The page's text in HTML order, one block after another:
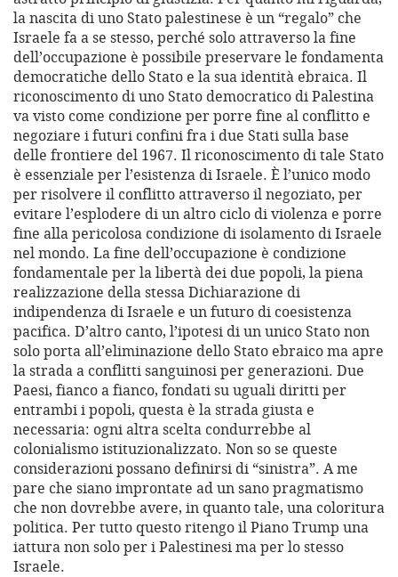
la nascita di uno Stato palestinese è un “regalo” che
Israele fa a se stesso, perché solo attraverso la fine
dell’occupazione è possibile preservare le fondamenta
democratiche dello Stato e la sua identità ebraica. Il
riconoscimento di uno Stato democratico di Palestina
va visto come condizione per porre fine al conflitto e
negoziare i futuri confini fra i due Stati sulla base
delle frontiere del 1967. Il riconoscimento di tale Stato
è essenziale per l’esistenza di Israele. È l’unico modo
per risolvere il conflitto attraverso il negoziato, per
evitare l’esplodere di un altro ciclo di violenza e porre
fine alla pericolosa condizione di isolamento di Israele
nel mondo. La fine dell’occupazione è condizione
fondamentale per la libertà dei due popoli, la piena
realizzazione della stessa Dichiarazione di
indipendenza di Israele e un futuro di coesistenza
pacifica. D’altro canto, l’ipotesi di un unico Stato non
solo porta all’eliminazione dello Stato ebraico ma apre
la strada a conflitti sanguinosi per generazioni. Due
Paesi, fianco a fianco, fondati su uguali diritti per
entrambi i popoli, questa è la strada giusta e
necessaria: ogni altra scelta condurrebbe al
colonialismo istituzionalizzato. Non so se queste
considerazioni possano definirsi di “sinistra”. A me
pare che siano improntate ad un sano pragmatismo
che non dovrebbe avere, in quanto tale, una coloritura
politica. Per tutto questo ritengo il Piano Trump una
iattura non solo per i Palestinesi ma per lo stesso
Israele.